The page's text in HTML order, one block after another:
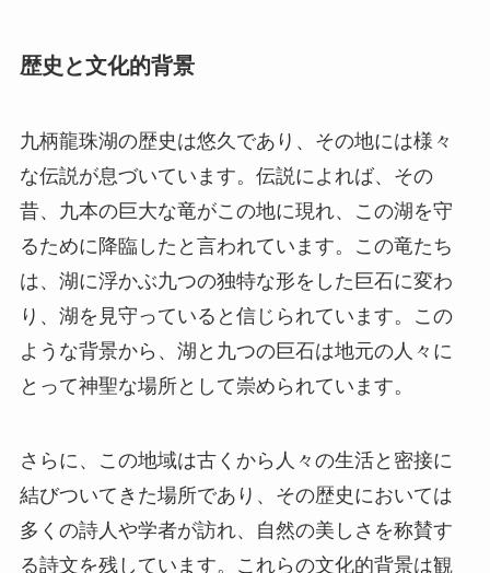
昔、九本の巨大な竜がこの地に現れ、この湖を守
り、湖を見守っていると信じられています。この
ような背景から、湖と九つの巨石は地元の人々に
とって神聖な場所として崇められています。
さらに、この地域は古くから人々の生活と密接に
結びついてきた場所であり、その歴史においては
多くの詩人や学者が訪れ、自然の美しさを称賛す
を楽しむことができるのが魅力の一つです。